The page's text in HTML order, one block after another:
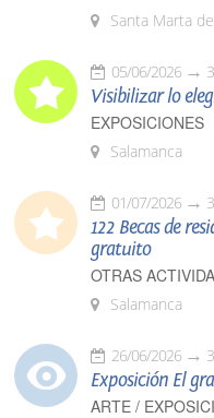
Santa Marta
05/06/2026
Visibilizar lo
EXPOSICIONES
Salamanca
01/07/2026
122 Becas de
gratuito
OTRAS
Salamanca
26/06/2026
Exposición El
ARTE /